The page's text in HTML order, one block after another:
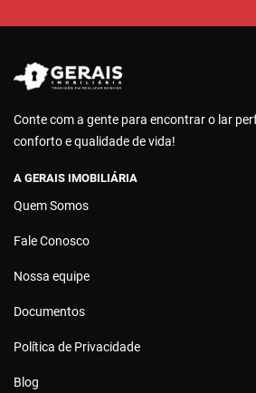
Conte com a gente para encontrar o lar
conforto e qualidade de vida!
A GERAIS IMOBILIÁRIA
Quem Somos
Fale Conosco
Nossa equipe
Documentos
Política de Privacidade
Blog